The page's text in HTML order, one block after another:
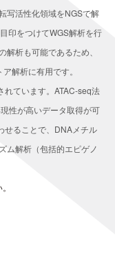
写活性化領域をNGSで解
印をつけてWGS解析を行
析も可能であるため、
解析に有用です。
ています。ATAC-seq法
性が高いデータ取得が可
せることで、DNAメチル
ム解析（包括的エピゲノ